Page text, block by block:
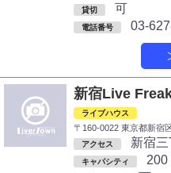
貸切 可
電話番号 03-
新宿Live
ライブハウス
〒160-0022 東京都新宿
アクセス 新宿
キャパシティ 200